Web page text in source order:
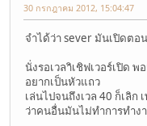
30 กรกฎาคม 2012, 15:04:47
จำได้ว่า sever มันเปิดตอ
นั่งรอเวลาิเชิฟเวอร์เปิด พ
อยากเป็นหัวแถว
เล่นไปจนถึงเวล 40 ก็เลิก
ว่าคนอื่นมันไม่ทำการทำง